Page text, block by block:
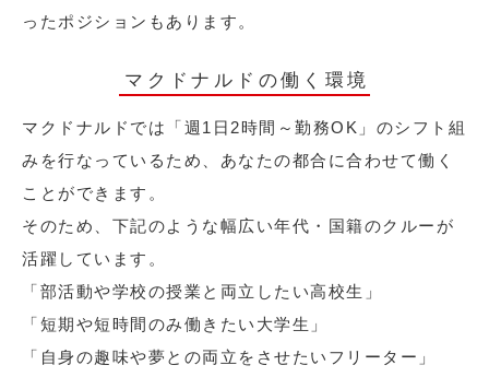
ったポジションもあります。
マクドナルドの働く環境
マクドナルドでは「週1日2時間～勤務OK」のシフト組
みを行なっているため、あなたの都合に合わせて働く
ことができます。
そのため、下記のような幅広い年代・国籍のクルーが
活躍しています。
「部活動や学校の授業と両立したい高校生」
「短期や短時間のみ働きたい大学生」
「自身の趣味や夢との両立をさせたいフリーター」